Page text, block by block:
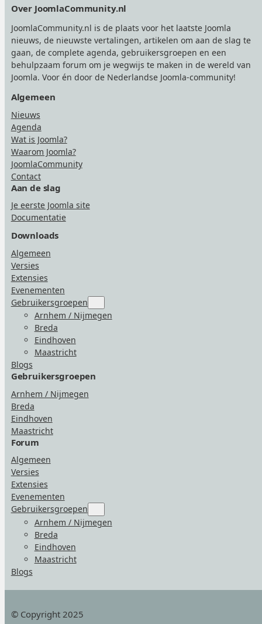
d
e
Over JoomlaCommunity.nl
JoomlaCommunity.nl is de plaats voor het laatste Joomla
nieuws, de nieuwste vertalingen, artikelen om aan de slag te
gaan, de complete agenda, gebruikersgroepen en een
behulpzaam forum om je wegwijs te maken in de wereld van
Joomla. Voor én door de Nederlandse Joomla-community!
Algemeen
Nieuws
Agenda
Wat is Joomla?
Waarom Joomla?
JoomlaCommunity
Contact
Aan de slag
Je eerste Joomla site
Documentatie
Downloads
Algemeen
Versies
Extensies
Evenementen
Gebruikersgroepen
for
“Gebruikersgroepen”
Arnhem / Nijmegen
Breda
Eindhoven
Maastricht
Blogs
Gebruikersgroepen
Arnhem / Nijmegen
Breda
Eindhoven
Maastricht
Forum
Algemeen
Versies
Extensies
Evenementen
Gebruikersgroepen
for
“Gebruikersgroepen”
Arnhem / Nijmegen
Breda
Eindhoven
Maastricht
Blogs
© Copyright 2025